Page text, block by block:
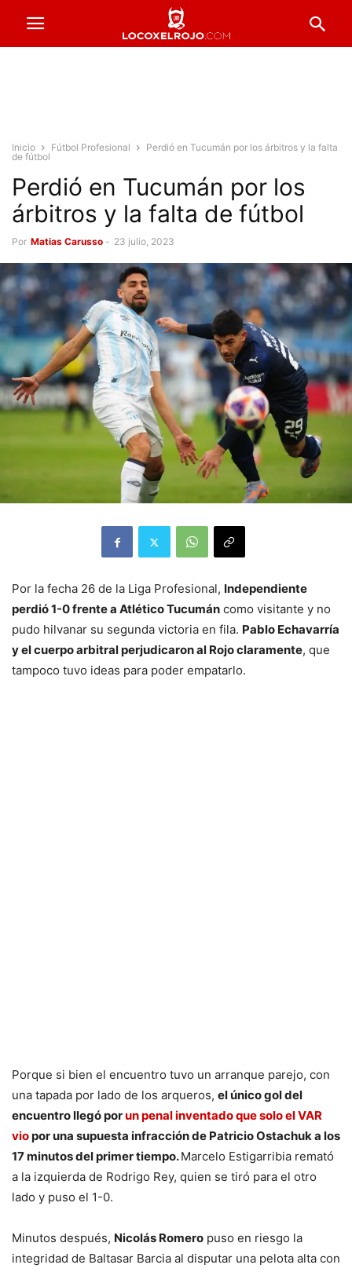
Inicio Fútbol Profesional
Perdió en Tucumán por los árbitros y la falta
de fútbol
Perdió en Tucumán por los
árbitros y la falta de fútbol
Por Matias Carusso - 23 julio, 2023
Por la fecha 26 de la Liga Profesional, Independiente
perdió 1-0 frente a Atlético Tucumán como visitante y no
pudo hilvanar su segunda victoria en fila. Pablo Echavarría
y el cuerpo arbitral perjudicaron al Rojo claramente, que
tampoco tuvo ideas para poder empatarlo.
Porque si bien el encuentro tuvo un arranque parejo, con
una tapada por lado de los arqueros, el único gol del
encuentro llegó porun penal inventado que solo el VAR
viopor una supuesta infracción de Patricio Ostachuk a los
17 minutos del primer tiempo.Marcelo Estigarribia remató
a la izquierda de Rodrigo Rey, quien se tiró para el otro
lado y puso el 1-0.
Minutos después, Nicolás Romero puso en riesgo la
integridad de Baltasar Barcia al disputar una pelota alta con